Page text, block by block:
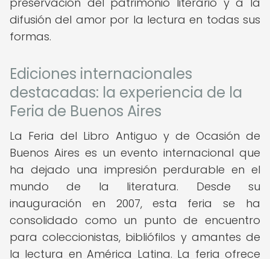
difusión del amor por la lectura en todas sus
formas.
Ediciones internacionales
destacadas: la experiencia de la
Feria de Buenos Aires
La Feria del Libro Antiguo y de Ocasión de
Buenos Aires es un evento internacional que
ha dejado una impresión perdurable en el
mundo de la literatura. Desde su
inauguración en 2007, esta feria se ha
consolidado como un punto de encuentro
para coleccionistas, bibliófilos y amantes de
la lectura en América Latina. La feria ofrece